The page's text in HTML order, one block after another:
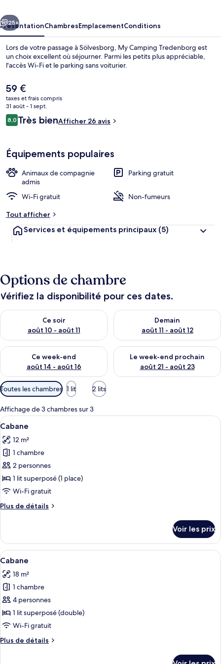
Suivant
25+
PrésentationChambresEmplacementConditions
Lors de votre passage à Sölvesborg, My Camping Tredenborg est
un choix excellent où séjourner. Parmi les petits plus appréciable,
l'accès Wi-Fi et le parking sans voiturier.
Le
prix
actuel
est
de
59 €
taxes et frais compris
31 août - 1 sept.
Avis
voyageurs
8,08,0 sur 10
Très bienAfficher 26 avis
Équipements populaires
Animaux de compagnie
admis
Parking gratuit
Wi-Fi gratuit
Non-fumeurs
Tout afficher
Services et équipements principaux (5)
Options de chambre
Vérifiez la disponibilité pour ces dates.
Ce soir
août 10 - août 11
Vérifier la disponibilité pour ce soir août 10 - août 11
Demain
août 11 - août 12
Vérifier la disponibilité pour
Ce week-end
août 14 - août 16
Vérifier la disponibilité pour ce week-end août 14 - août 16
Le week-end prochain
août 21 - août 23
Vérifier la disponibilité pour
Filtres
disponibles
pour
les
chambres
Toutes les chambres 1 lit 2 lits
Affichage de 3 chambres sur 3
Afficher
toutes
les
photos
pour
ce
type
chambre :
Une rangée de cabanes rouges et
2
Cabane
12 m²
1 chambre
2 personnes
1 lit superposé (1 place)
Wi-Fi gratuit
Plus de détails
Plus
le
type
de
Cabane
Voir les prix
Afficher
toutes
les
photos
pour
ce
type
chambre :
Il s’agit d’un petit bâtiment d’un
5
Cabane
18 m²
1 chambre
4 personnes
1 lit superposé (double)
Wi-Fi gratuit
Plus de détails
Plus